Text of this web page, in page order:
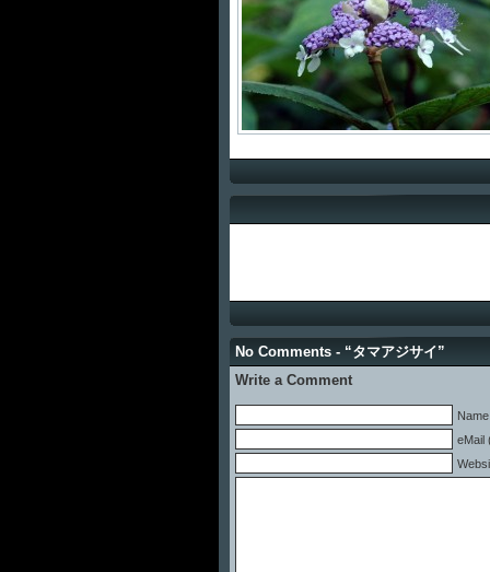
No Comments - “タマアジサイ”
Write a Comment
eMail